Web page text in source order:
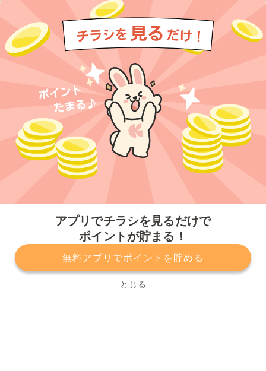
アプリでチラシを見るだけで
ポイントが貯まる！
無料アプリでポイントを貯める
とじる
プライバシーポリシー 利用規約
運営会社
サービスに関してのお問い合わせ